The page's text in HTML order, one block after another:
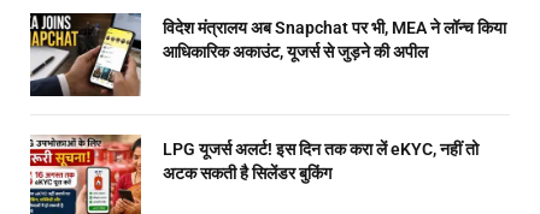
विदेश मंत्रालय अब Snapchat पर भी, MEA ने लॉन्च किया
आधिकारिक अकाउंट, यूजर्स से जुड़ने की अपील
LPG यूजर्स अलर्ट! इस दिन तक करा लें eKYC, नहीं तो
अटक सकती है सिलेंडर बुकिंग